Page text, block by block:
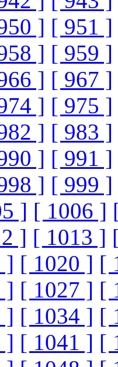
] [ 951 ]
] [ 959 ]
] [ 967 ]
] [ 975 ]
] [ 983 ]
] [ 991 ]
] [ 999 ]
] [ 1006 ]
] [ 1013 ]
] [ 1020 ] [
] [ 1027 ] [
] [ 1034 ] [
] [ 1041 ] [